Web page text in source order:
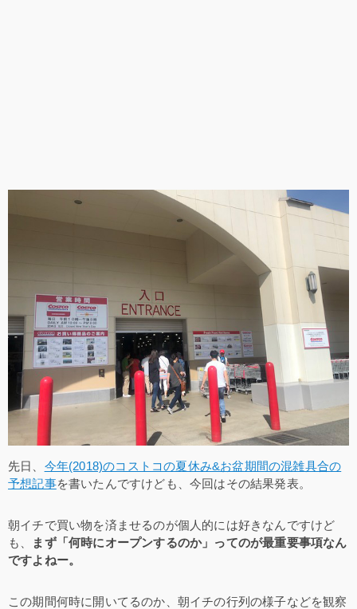
先日、 今年(2018)のコストコの夏休み&お盆期間の混雑具合の
予想記事を書いたんですけども、今回はその結果発表。
朝イチで買い物を済ませるのが個人的には好きなんですけど
も、
まず「何時にオープンするのか」ってのが最重要事項なん
ですよねー。
この期間何時に開いてるのか、朝イチの行列の様子などを観察